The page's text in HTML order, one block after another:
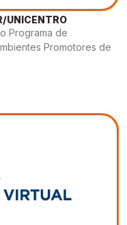
UNICENTRO
Programa de
Promotores de